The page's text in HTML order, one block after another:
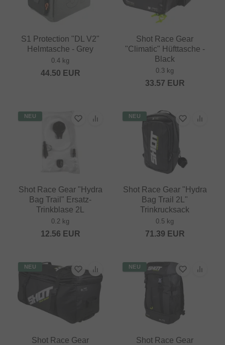
S1 Protection "DL V2"
Helmtasche - Grey
0.4 kg
44.50 EUR
Shot Race Gear
"Climatic" Hüfttasche -
Black
0.3 kg
33.57 EUR
NEU
Shot Race Gear "Hydra
Bag Trail" Ersatz-
Trinkblase 2L
0.2 kg
12.56 EUR
NEU
Shot Race Gear "Hydra
Bag Trail 2L"
Trinkrucksack
0.5 kg
71.39 EUR
NEU
Shot Race Gear
NEU
Shot Race Gear